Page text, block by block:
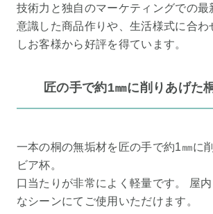
技術力と独自のマーケティングでの最
意識した商品作りや、生活様式に合わ
しお客様から好評を得ています。
匠の手で約1㎜に削りあげた
一本の桐の無垢材を匠の手で約1㎜に
ビア杯。
口当たりが非常によく軽量です。 屋
なシーンにてご使用いただけます。